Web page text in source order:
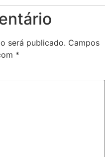
será publicado. Campos
*